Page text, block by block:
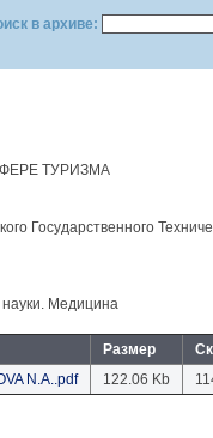
в архиве:
ТУРИЗМА
Государственного
науки. Медицина
Размер
N.A..pdf
122.06 Kb